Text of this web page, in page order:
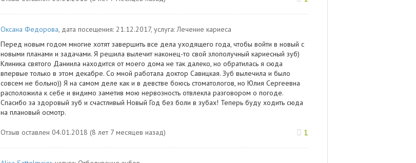
Оксана Федорова, дата посещения: 21.12.2017, услуга:Лечение кариеса
Перед новым годом многие хотят завершить все дела уходящего года, чтобы войти в новый с
новыми планами и задачами. Я решила вылечит наконец-то свой злополучный кариесный зуб)
Клиника святого Даниила находится от моего дома не так далеко, но обратилась я сюда
впервые только в этом декабре. Со мной работала доктор Савицкая. Зуб вылечила и было
совсем не больно)) Я на самом деле как и в девстве боюсь стоматологов, но Юлия Сергеевна
расположила к себе и видимо заметив мою нервозность отвлекла разговором о погоде.
Спасибо за здоровый зуб и счастливый Новый Год без боли в зубах! Теперь буду ходить сюда
на плановый осмотр.
Отзыв оставлен 04.01.2018 (8 лет 7 месяцев назад) 1